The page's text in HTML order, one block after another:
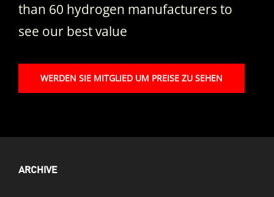
than 60 hydrogen manufacturers to
see our best value
WERDEN SIE MITGLIED UM PREISE ZU SEHEN
ARCHIVE